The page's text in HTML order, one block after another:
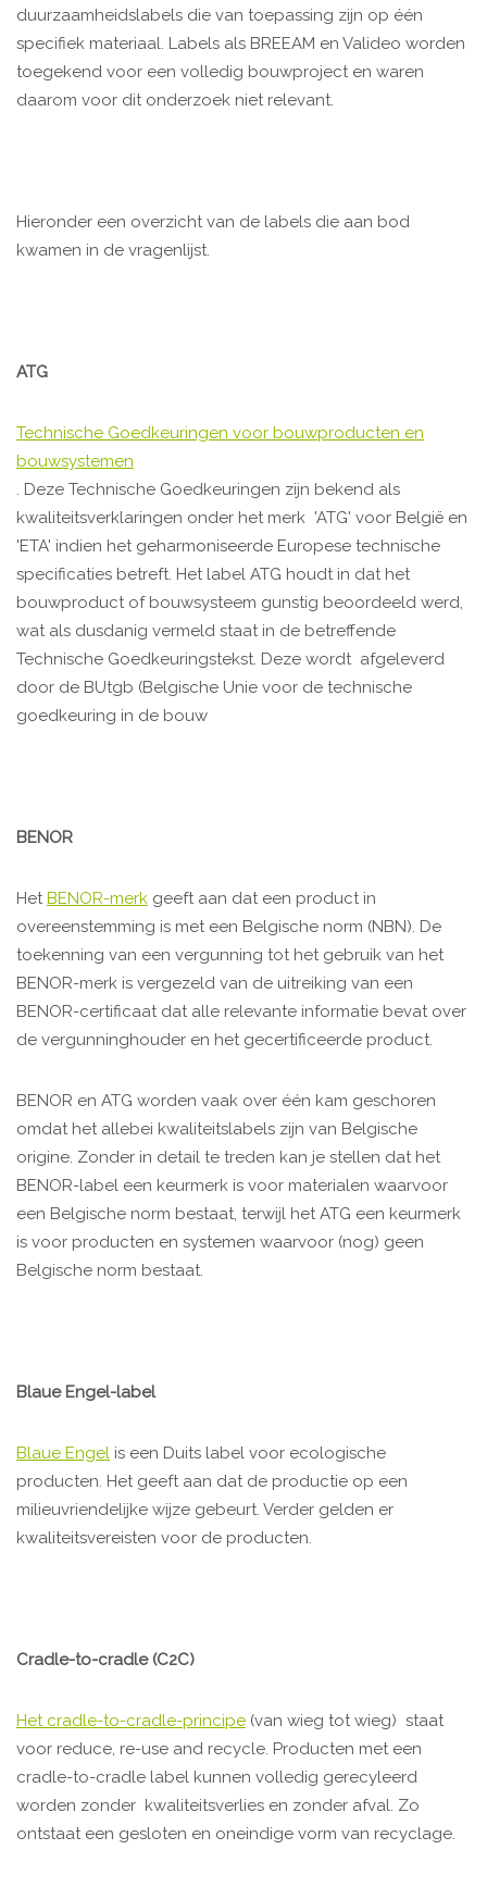
duurzaamheidslabels die van toepassing zijn op één
specifiek materiaal. Labels als BREEAM en Valideo worden
toegekend voor een volledig bouwproject en waren
daarom voor dit onderzoek niet relevant.
Hieronder een overzicht van de labels die aan bod
kwamen in de vragenlijst.
ATG
Technische Goedkeuringen voor bouwproducten en
bouwsystemen
. Deze Technische Goedkeuringen zijn bekend als
kwaliteitsverklaringen onder het merk 'ATG' voor België en
'ETA' indien het geharmoniseerde Europese technische
specificaties betreft. Het label ATG houdt in dat het
bouwproduct of bouwsysteem gunstig beoordeeld werd,
wat als dusdanig vermeld staat in de betreffende
Technische Goedkeuringstekst. Deze wordt afgeleverd
door de BUtgb (Belgische Unie voor de technische
goedkeuring in de bouw
BENOR
Het BENOR-merk geeft aan dat een product in
overeenstemming is met een Belgische norm (NBN). De
toekenning van een vergunning tot het gebruik van het
BENOR-merk is vergezeld van de uitreiking van een
BENOR-certificaat dat alle relevante informatie bevat over
de vergunninghouder en het gecertificeerde product.
BENOR en ATG worden vaak over één kam geschoren
omdat het allebei kwaliteitslabels zijn van Belgische
origine. Zonder in detail te treden kan je stellen dat het
BENOR-label een keurmerk is voor materialen waarvoor
een Belgische norm bestaat, terwijl het ATG een keurmerk
is voor producten en systemen waarvoor (nog) geen
Belgische norm bestaat.
Blaue Engel-label
Blaue Engel is een Duits label voor ecologische
producten. Het geeft aan dat de productie op een
milieuvriendelijke wijze gebeurt. Verder gelden er
kwaliteitsvereisten voor de producten.
Cradle-to-cradle (C2C)
Het cradle-to-cradle-principe (van wieg tot wieg) staat
voor reduce, re-use and recycle. Producten met een
cradle-to-cradle label kunnen volledig gerecyleerd
worden zonder kwaliteitsverlies en zonder afval. Zo
ontstaat een gesloten en oneindige vorm van recyclage.